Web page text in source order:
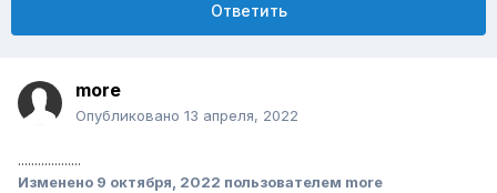
Ответить
more
Опубликовано 13 апреля, 2022
...................
Изменено 9 октября, 2022 пользователем more